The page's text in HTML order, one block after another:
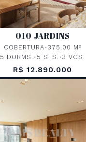
010 JARDINS
COBERTURA • 375,00 M²
5 DORMS. • 5 STS. • 3 VGS.
R$ 12.890.000